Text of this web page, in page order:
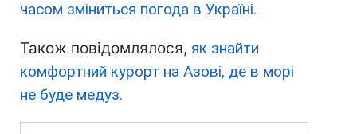
часом зміниться погода в Україні.
Також повідомлялося, як знайти
комфортний курорт на Азові, де в морі
не буде медуз.